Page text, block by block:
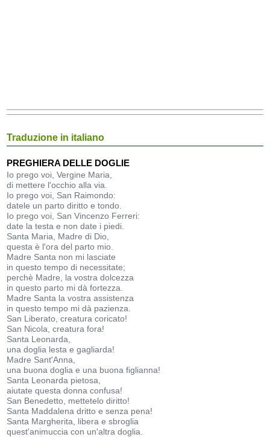
Traduzione in italiano
PREGHIERA DELLE DOGLIE
Io prego voi, Vergine Maria,
di mettere l'occhio alla via.
Io prego voi, San Raimondo:
datele un parto diritto e tondo.
Io prego voi, San Vincenzo Ferreri:
date la testa e non date i piedi.
Santa Maria, Madre di Dio,
questa è l'ora del parto mio.
Madre Santa non mi lasciate
in questo tempo di necessitate;
perchè Madre, la vostra dolcezza
in questo parto mi dà fortezza.
Madre Santa la vostra assistenza
in questo tempo mi dà pazienza.
San Liberato, creatura coricato!
San Nicola, creatura fora!
Santa Leonarda,
una doglia lesta e gagliarda!
Madre Sant'Anna,
una buona doglia e una buona figlianna!
Santa Leonarda pietosa,
aiutate questa donna confusa!
San Benedetto, mettetelo diritto!
Santa Maddalena dritto e senza pena!
Santa Margherita, libera e sbroglia
quest'animuccia con un'altra doglia.